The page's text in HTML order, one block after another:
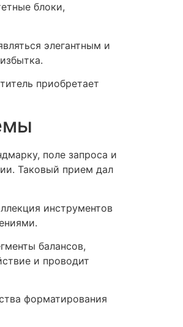
блоки,
элегантным и
приобретает
поле запроса и
Таковый прием дал
инструментов
балансов,
и проводит
форматирования